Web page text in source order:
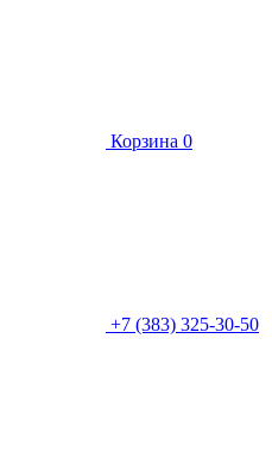
Корзина 0
+7 (383) 325-30-50